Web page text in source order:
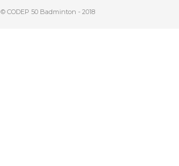
© CODEP 50 Badminton - 2018